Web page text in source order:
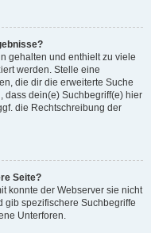
gehalten und enthielt zu viele
werden. Stelle eine
die dir die erweiterte Suche
dass dein(e) Suchbegriff(e) hier
die Rechtschreibung der
Seite?
konnte der Webserver sie nicht
gib spezifischere Suchbegriffe
Unterforen.